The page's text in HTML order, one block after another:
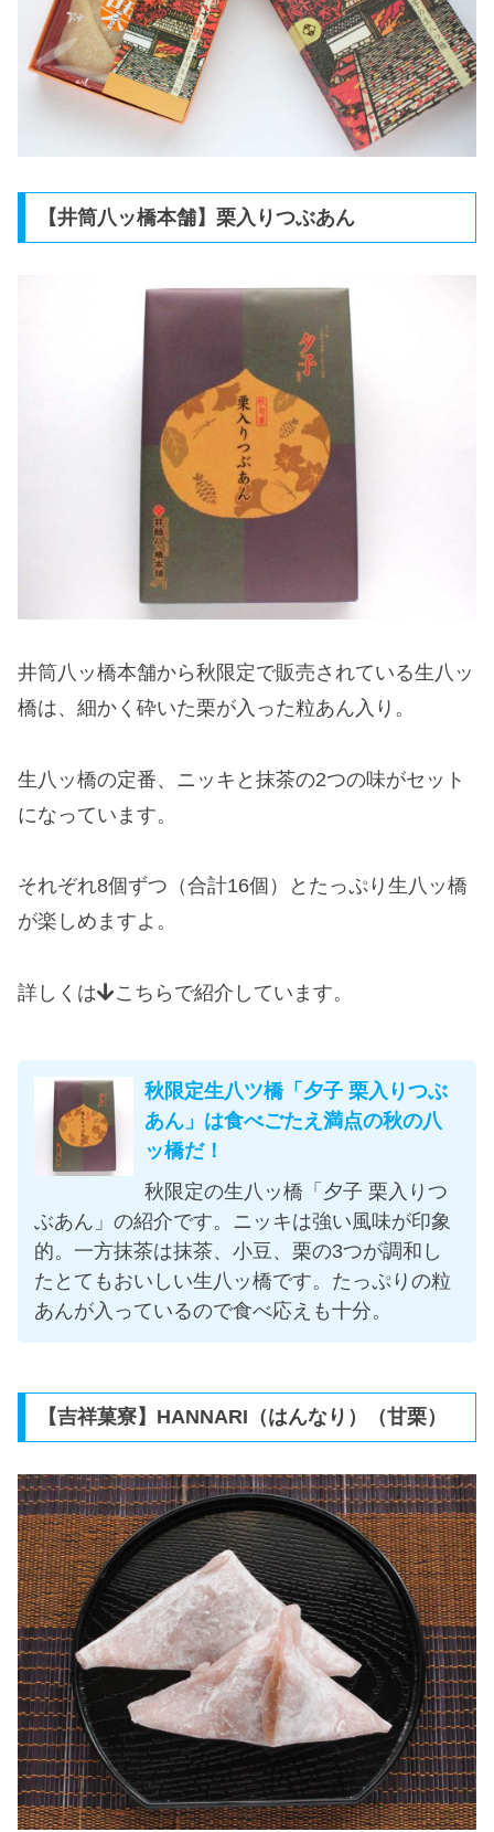
【井筒八ッ橋本舗】栗入りつぶあん
井筒八ッ橋本舗から秋限定で販売されている生八ッ
橋は、細かく砕いた栗が入った粒あん入り。
生八ッ橋の定番、ニッキと抹茶の2つの味がセット
になっています。
それぞれ8個ずつ（合計16個）とたっぷり生八ッ橋
が楽しめますよ。
詳しくは こちらで紹介しています。
秋限定生八ツ橋「夕子 栗入りつぶ
あん」は食べごたえ満点の秋の八
ッ橋だ！
秋限定の生八ッ橋「夕子 栗入りつ
ぶあん」の紹介です。ニッキは強い風味が印象
的。一方抹茶は抹茶、小豆、栗の3つが調和し
たとてもおいしい生八ッ橋です。たっぷりの粒
あんが入っているので食べ応えも十分。
【吉祥菓寮】HANNARI（はんなり）（甘栗）